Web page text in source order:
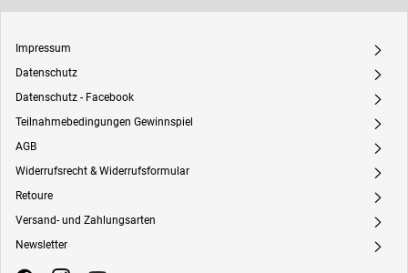
Impressum A
Datenschutz A
Datenschutz - Facebook A
Teilnahmebedingungen Gewinnspiel A
AGB A
Widerrufsrecht & Widerrufsformular A
Retoure A
Versand- und Zahlungsarten A
Newsletter A